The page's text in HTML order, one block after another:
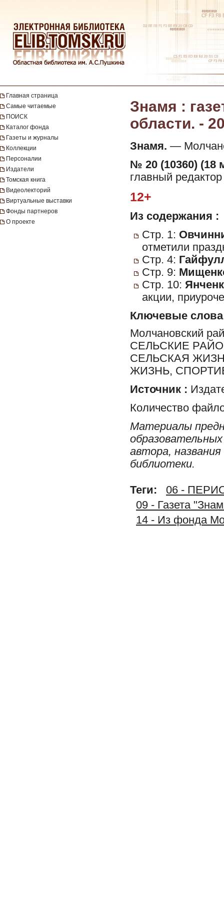
Главная страница
Самые читаемые
ПОИСК
Каталог фонда
Газеты и журналы
Коллекции
Персоналии
Издатели
Томская книга
Видеолекторий
Виртуальные выставки
Фонды партнеров
О проекте
Знамя :
области. -
Знамя. —
№ 20 (10360) (18
главный
12+
Из содержания :
Стр. 1:
отметили
Стр. 4:
Стр. 9:
Стр. 10:
акции,
Ключевые слова
Молчановский
СЕЛЬСКИЕ
СЕЛЬСКАЯ
ЖИЗНЬ,
Источник :
Количество
Материалы
автора,
библиотеки.
Теги:
06 -
09 - Газета
14 - Из фонда